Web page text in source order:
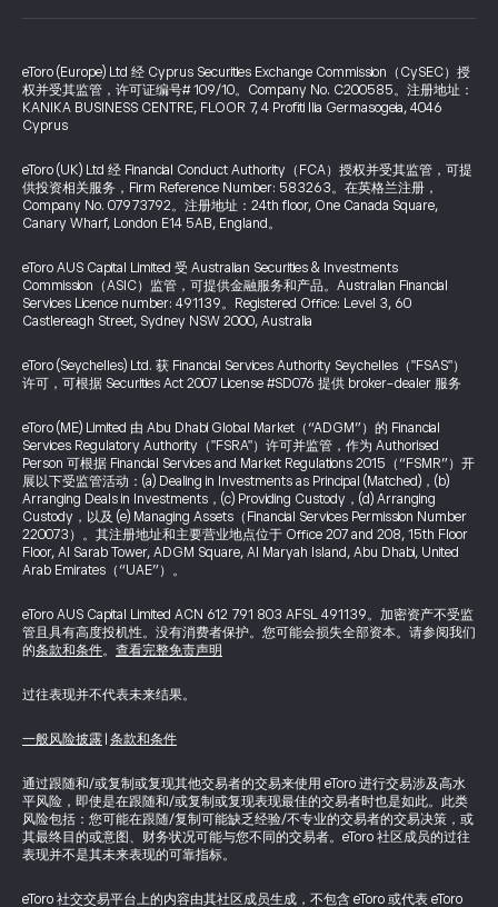
eToro (Europe) Ltd 经 Cyprus Securities Exchange Commission（CySEC）授
权并受其监管，许可证编号# 109/10。Company No. C200585。注册地址：
KANIKA BUSINESS CENTRE, FLOOR 7, 4 Profiti Ilia Germasogeia, 4046
Cyprus
eToro (UK) Ltd 经 Financial Conduct Authority（FCA）授权并受其监管，可提
供投资相关服务，Firm Reference Number: 583263。在英格兰注册，
Company No. 07973792。注册地址：24th floor, One Canada Square,
Canary Wharf, London E14 5AB, England。
eToro AUS Capital Limited 受 Australian Securities & Investments
Commission（ASIC）监管，可提供金融服务和产品。Australian Financial
Services Licence number: 491139。Registered Office: Level 3, 60
Castlereagh Street, Sydney NSW 2000, Australia
eToro (Seychelles) Ltd. 获 Financial Services Authority Seychelles（"FSAS"）
许可，可根据 Securities Act 2007 License #SD076 提供 broker-dealer 服务
eToro (ME) Limited 由 Abu Dhabi Global Market（“ADGM”）的 Financial
Services Regulatory Authority（"FSRA"）许可并监管，作为 Authorised
Person 可根据 Financial Services and Market Regulations 2015（“FSMR”）开
展以下受监管活动：(a) Dealing in Investments as Principal (Matched)，(b)
Arranging Deals in Investments，(c) Providing Custody，(d) Arranging
Custody，以及 (e) Managing Assets（Financial Services Permission Number
220073）。其注册地址和主要营业地点位于 Office 207 and 208, 15th Floor
Floor, Al Sarab Tower, ADGM Square, Al Maryah Island, Abu Dhabi, United
Arab Emirates（“UAE”）。
eToro AUS Capital Limited ACN 612 791 803 AFSL 491139。加密资产不受监
管且具有高度投机性。没有消费者保护。您可能会损失全部资本。请参阅我们
的条款和条件。 查看完整免责声明
过往表现并不代表未来结果。
一般风险披露 条款和条件
通过跟随和/或复制或复现其他交易者的交易来使用 eToro 进行交易涉及高水
平风险，即使是在跟随和/或复制或复现表现最佳的交易者时也是如此。此类
风险包括：您可能在跟随/复制可能缺乏经验/不专业的交易者的交易决策，或
其最终目的或意图、财务状况可能与您不同的交易者。eToro 社区成员的过往
表现并不是其未来表现的可靠指标。
eToro 社交交易平台上的内容由其社区成员生成，不包含 eToro 或代表 eToro